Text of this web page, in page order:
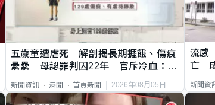
五歲童遭虐死｜解剖揭長期捱餓、傷痕
纍纍 母認罪判囚22年 官斥冷血：同
新聞資訊 港聞 首頁新聞 2026年08月05日
流感
亡
新聞資